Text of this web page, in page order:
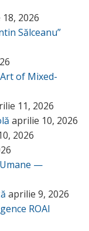
2026
Sălceanu”
of Mixed-
11, 2026
aprilie 10, 2026
2026
—
aprilie 9, 2026
ROAI